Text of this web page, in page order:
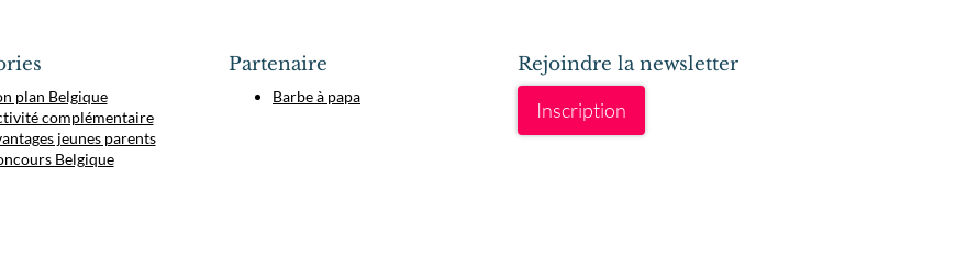
plan Belgique
complémentaire
jeunes parents
Belgique
Partenaire
Barbe à papa
Rejoindre la newsletter
Inscription